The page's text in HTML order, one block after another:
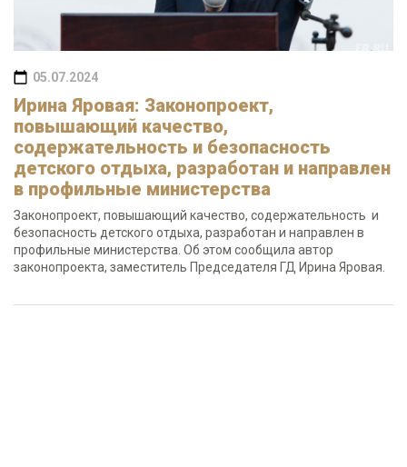
05.07.2024
Ирина Яровая: Законопроект,
повышающий качество,
содержательность и безопасность
детского отдыха, разработан и направлен
в профильные министерства
Законопроект, повышающий качество, содержательность и
безопасность детского отдыха, разработан и направлен в
профильные министерства. Об этом сообщила автор
законопроекта, заместитель Председателя ГД Ирина Яровая.